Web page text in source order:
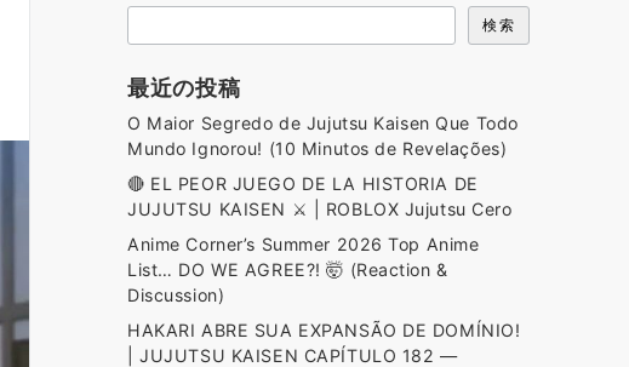
検索
最近の投稿
O Maior Segredo de Jujutsu Kaisen Que Todo
Mundo Ignorou! (10 Minutos de Revelações)
🔴 EL PEOR JUEGO DE LA HISTORIA DE
JUJUTSU KAISEN ⚔️ | ROBLOX Jujutsu Cero
Anime Corner’s Summer 2026 Top Anime
List… DO WE AGREE?! 🤯 (Reaction &
Discussion)
HAKARI ABRE SUA EXPANSÃO DE DOMÍNIO!
| JUJUTSU KAISEN CAPÍTULO 182 —